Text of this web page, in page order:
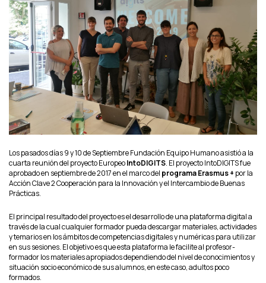
Los pasados días 9 y 10 de Septiembre Fundación Equipo Humano asistió a la
cuarta reunión del proyecto EuropeoIntoDIGITS. El proyecto IntoDIGITS fue
aprobado en septiembre de 2017 en el marco del programa Erasmus + por la
Acción Clave 2 Cooperación para la Innovación y el Intercambio de Buenas
Prácticas.
El principal resultado del proyecto es el desarrollo de una plataforma digital a
través de la cual cualquier formador pueda descargar materiales, actividades
y temarios en los ámbitos de competencias digitales y numéricas para utilizar
en sus sesiones. El objetivo es que esta plataforma le facilite al profesor-
formador los materiales apropiados dependiendo del nivel de conocimientos y
situación socio económico de sus alumnos, en este caso, adultos poco
formados.